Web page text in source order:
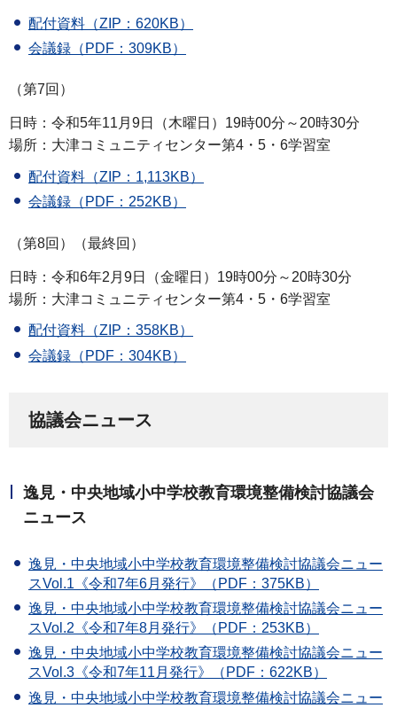
配付資料（ZIP：620KB）
会議録（PDF：309KB）
（第7回）
日時：令和5年11月9日（木曜日）19時00分～20時30分
場所：大津コミュニティセンター第4・5・6学習室
配付資料（ZIP：1,113KB）
会議録（PDF：252KB）
（第8回）（最終回）
日時：令和6年2月9日（金曜日）19時00分～20時30分
場所：大津コミュニティセンター第4・5・6学習室
配付資料（ZIP：358KB）
会議録（PDF：304KB）
協議会ニュース
逸見・中央地域小中学校教育環境整備検討協議会
ニュース
逸見・中央地域小中学校教育環境整備検討協議会ニュー
スVol.1《令和7年6月発行》（PDF：375KB）
逸見・中央地域小中学校教育環境整備検討協議会ニュー
スVol.2《令和7年8月発行》（PDF：253KB）
逸見・中央地域小中学校教育環境整備検討協議会ニュー
スVol.3《令和7年11月発行》（PDF：622KB）
逸見・中央地域小中学校教育環境整備検討協議会ニュー